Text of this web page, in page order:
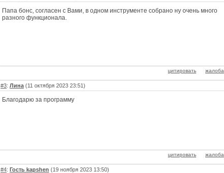
Папа бонс, согласен с Вами, в одном инструменте собрано ну очень много
разного функционала.
цитировать жалоба
#3: Лина (11 октября 2023 23:51)
Благодарю за программу
цитировать жалоба
#4: Гость kapshen (19 ноября 2023 13:50)